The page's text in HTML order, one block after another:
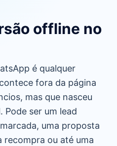
offline no
é qualquer
fora da página
mas que nasceu
Pode ser um lead
uma proposta
recompra ou até uma